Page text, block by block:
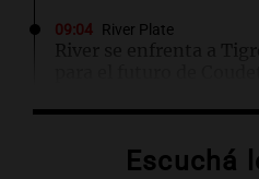
09:04 River Plate
River se enfrenta a
El llanto de losEscuchá